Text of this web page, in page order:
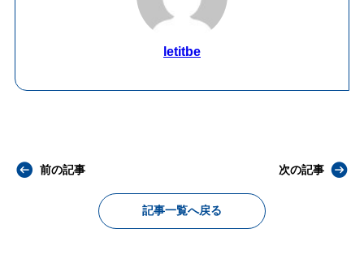
letitbe
前の記事
記事一覧へ戻る
次の記事